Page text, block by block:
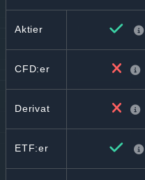
Aktier
CFD:er
Derivat
ETF:er